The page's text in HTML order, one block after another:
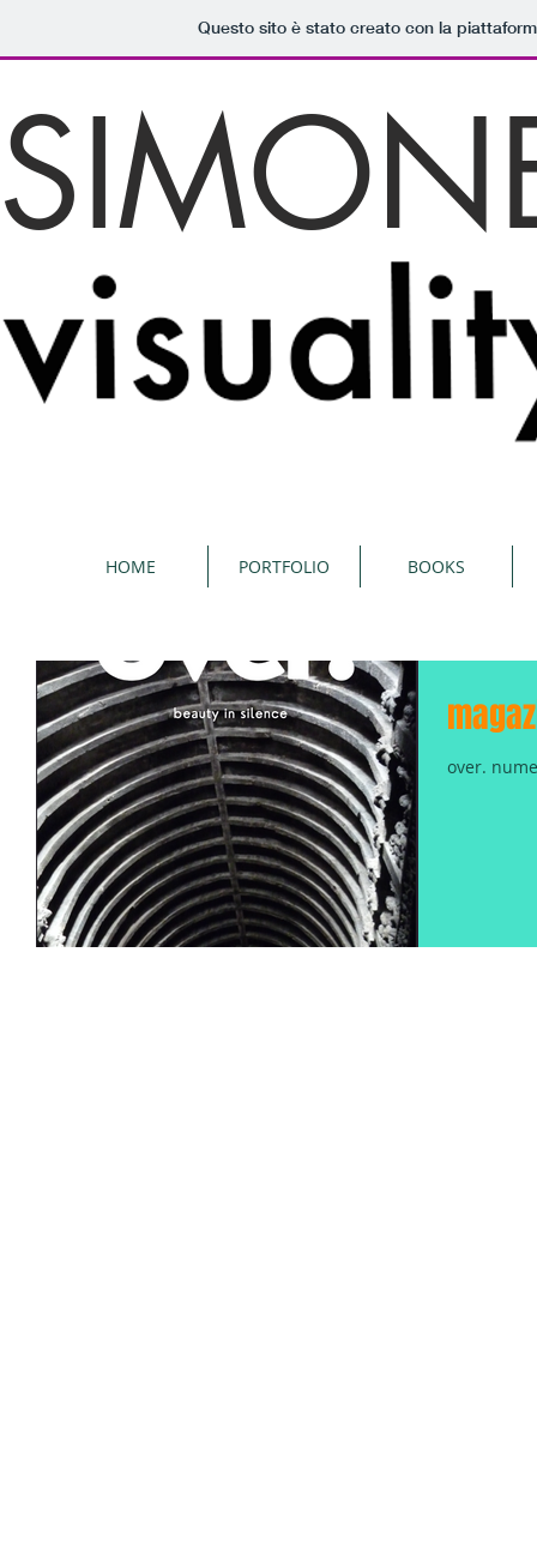
Questo sito è stato creato con la
HOME PORTFOLIO BOOKS
over.